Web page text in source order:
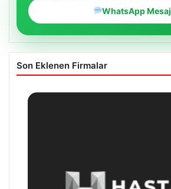
WhatsApp Mesaj
Son Eklenen Firmalar